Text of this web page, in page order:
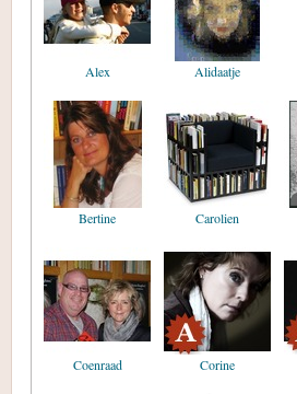
Alex Alidaatje
Bertine Carolien
Coenraad Corine